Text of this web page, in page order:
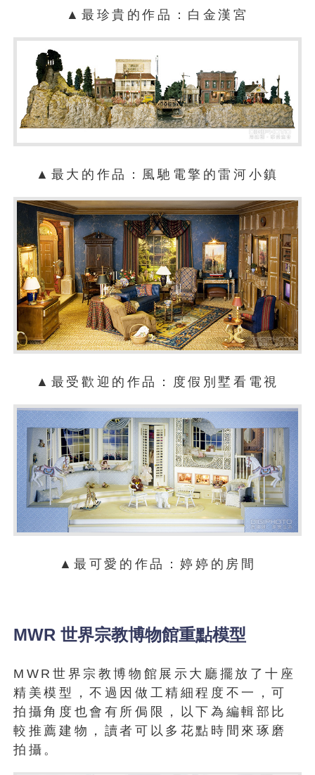
▲最珍貴的作品：白金漢宮
▲最大的作品：風馳電擎的雷河小鎮
▲最受歡迎的作品：度假別墅看電視
▲最可愛的作品：婷婷的房間
MWR 世界宗教博物館重點模型
MWR世界宗教博物館展示大廳擺放了十座
精美模型，不過因做工精細程度不一，可
拍攝角度也會有所侷限，以下為編輯部比
較推薦建物，讀者可以多花點時間來琢磨
拍攝。